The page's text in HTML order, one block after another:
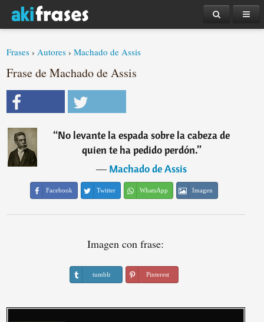
Frases ›Autores ›Machado de Assis
Frase de Machado de Assis
“No levante la espada sobre la cabeza de
quien te ha pedido perdón.”
―Machado de Assis
Facebook Twitter WhatsApp Imagen
Imagen con frase:
tumblr Pinterest